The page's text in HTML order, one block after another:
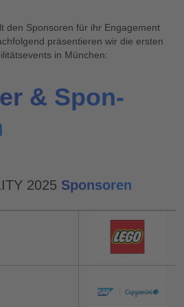
den Sponsoren für ihr Engagement
präsentieren wir die ersten
in München:
& Spon­
2025 Sponsoren